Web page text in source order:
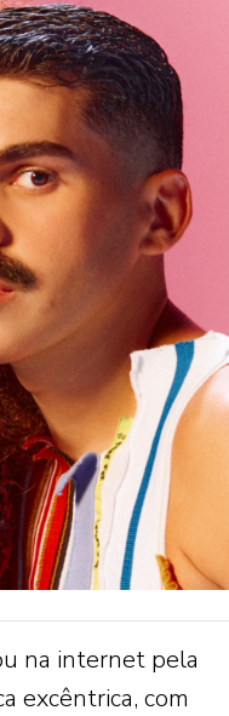
na internet pela
excêntrica, com